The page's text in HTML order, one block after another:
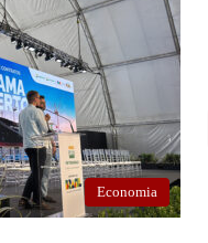
Economia